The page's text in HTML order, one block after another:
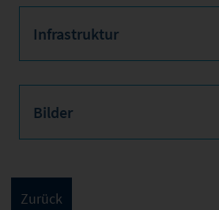
Infrastruktur
Bilder